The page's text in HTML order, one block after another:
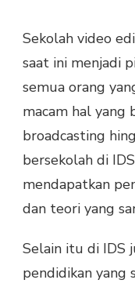
Sekolah video
saat ini menjadi
semua orang
macam hal yang
broadcasting
bersekolah di
mendapatkan
dan teori yang
Selain itu di IDS
pendidikan yang